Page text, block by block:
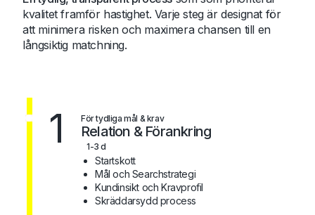
kvalitet framför hastighet. Varje steg är designat för
att minimera risken och maximera chansen till en
långsiktig matchning.
1 För tydliga mål & krav
Relation & Förankring
1-3 d
Startskott
Mål och Searchstrategi
Kundinsikt och Kravprofil
Skräddarsydd process